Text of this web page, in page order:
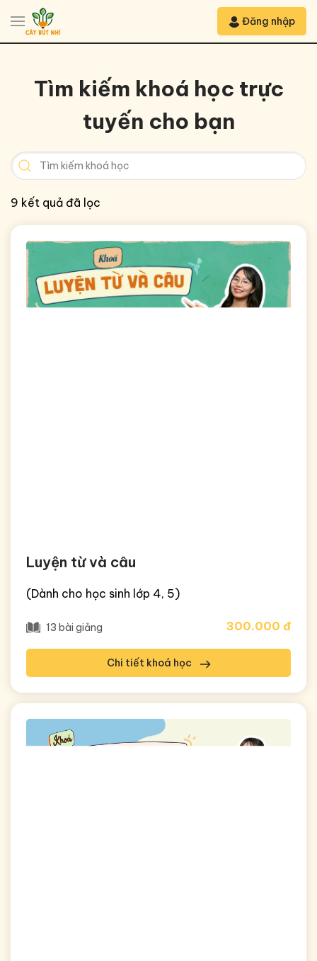
Đăng nhập
Tìm kiếm khoá học trực
tuyến cho bạn
9 kết quả đã lọc
Luyện từ và câu
(Dành cho học sinh lớp 4, 5)
13 bài giảng 300.000 đ
Chi tiết khoá học